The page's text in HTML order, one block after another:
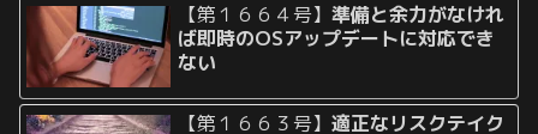
【第１６６４号】準備と余力がなけれ
ば即時のOSアップデートに対応でき
ない
【第１６６３号】適正なリスクテイク